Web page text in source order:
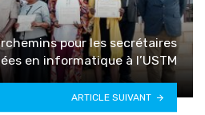
pour les secrétaires
en informatique à l’USTM
ARTICLE SUIVANT